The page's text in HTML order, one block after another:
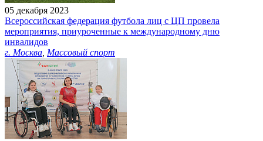
05 декабря 2023
Всероссийская федерация футбола лиц с ЦП провела
мероприятия, приуроченные к международному дню
инвалидов
г. Москва Массовый спорт